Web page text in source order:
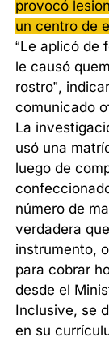
provocó
un centro de
“Le aplicó de
le causó
rostro”,
comunicado
La
usó una
luego de
número de
verdadera
instrumento,
para cobrar
desde el
Inclusive, se
en su